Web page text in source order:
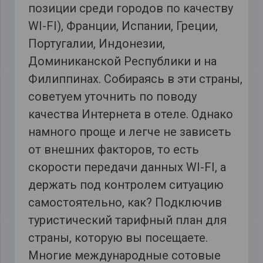
позиции среди городов по качеству
WI-FI), Франции, Испании, Греции,
Португалии, Индонезии,
Доминиканской Республики и на
Филиппинах. Собираясь в эти страны,
советуем уточнить по поводу
качества Интернета в отеле. Однако
намного проще и легче не зависеть
от внешних факторов, то есть
скорости передачи данных WI-FI, а
держать под контролем ситуацию
самостоятельно, как? Подключив
туристический тарифный план для
страны, которую вы посещаете.
Многие международные сотовые